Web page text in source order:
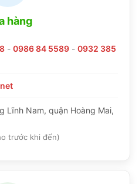
hàng
- 0986 84 5589 - 0932 385
Lĩnh Nam, quận Hoàng Mai,
trước khi đến)